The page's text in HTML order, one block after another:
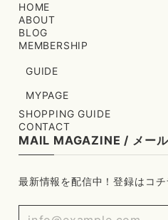
HOME
ABOUT
BLOG
MEMBERSHIP
GUIDE
MYPAGE
SHOPPING GUIDE
CONTACT
MAIL MAGAZINE / メー
最新情報を配信中！登録はコチ